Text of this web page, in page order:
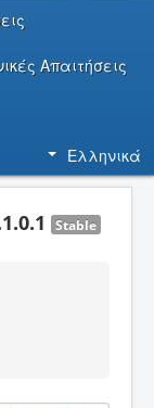
Απαιτήσεις
Ελληνικά
Stable